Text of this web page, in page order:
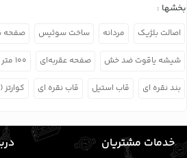
بخشها :
اصالت بلژیک مردانه ساخت سوئیس صفحه
شیشه یاقوت ضد خش صفحه عقربه‌ای ۱۰۰ متر ضد آب
بند نقره ای قاب استیل قاب نقره ای کوارتز
خدمات مشتریان